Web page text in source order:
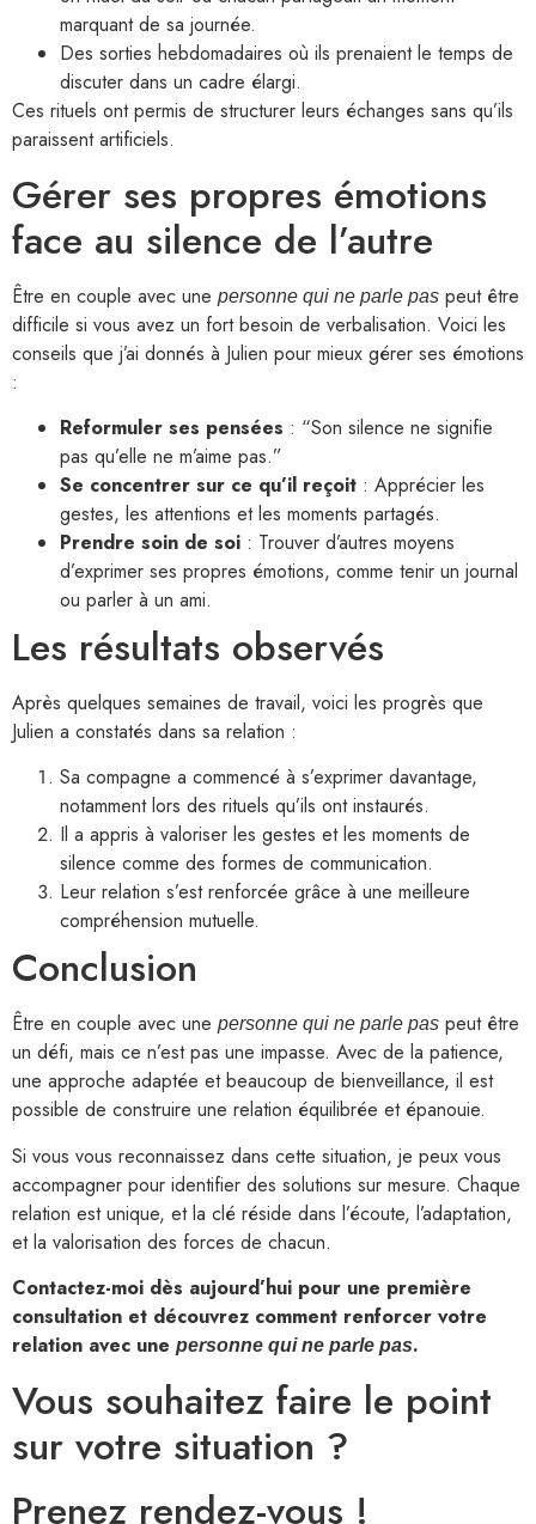
marquant de sa journée.
Des sorties hebdomadaires où ils prenaient le temps de
discuter dans un cadre élargi.
Ces rituels ont permis de structurer leurs échanges sans qu’ils
paraissent artificiels.
Gérer ses propres émotions
face au silence de l’autre
Être en couple avec une personne qui ne parle pas peut être
difficile si vous avez un fort besoin de verbalisation. Voici les
conseils que j’ai donnés à Julien pour mieux gérer ses émotions
:
Reformuler ses pensées : “Son silence ne signifie
pas qu’elle ne m’aime pas.”
Se concentrer sur ce qu’il reçoit : Apprécier les
gestes, les attentions et les moments partagés.
Prendre soin de soi : Trouver d’autres moyens
d’exprimer ses propres émotions, comme tenir un journal
ou parler à un ami.
Les résultats observés
Après quelques semaines de travail, voici les progrès que
Julien a constatés dans sa relation :
Sa compagne a commencé à s’exprimer davantage,
notamment lors des rituels qu’ils ont instaurés.
Il a appris à valoriser les gestes et les moments de
silence comme des formes de communication.
Leur relation s’est renforcée grâce à une meilleure
compréhension mutuelle.
Conclusion
Être en couple avec une personne qui ne parle pas peut être
un défi, mais ce n’est pas une impasse. Avec de la patience,
une approche adaptée et beaucoup de bienveillance, il est
possible de construire une relation équilibrée et épanouie.
Si vous vous reconnaissez dans cette situation, je peux vous
accompagner pour identifier des solutions sur mesure. Chaque
relation est unique, et la clé réside dans l’écoute, l’adaptation,
et la valorisation des forces de chacun.
Contactez-moi dès aujourd’hui pour une première
consultation et découvrez comment renforcer votre
relation avec une personne qui ne parle pas.
Vous souhaitez faire le point
sur votre situation ?
Prenez rendez-vous !